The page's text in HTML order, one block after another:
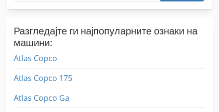
Разгледајте ги најпопуларните ознаки на
машини:
Atlas Copco
Atlas Copco 175
Atlas Copco Ga